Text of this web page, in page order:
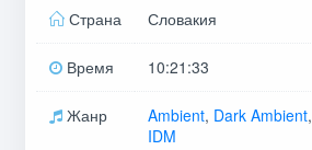
Страна Словакия
Время 10:21:33
Жанр Ambient, Dark Ambient,
IDM